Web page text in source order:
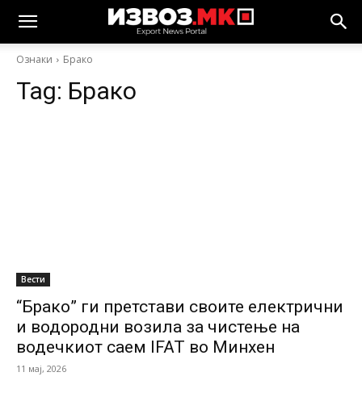
Ознаки Брако
Tag: Брако
Вести
“Брако” ги претстави своите електрични
и водородни возила за чистење на
водечкиот саем IFAT во Минхен
11 мај, 2026